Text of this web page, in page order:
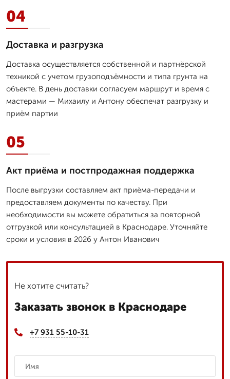
04
Доставка и разгрузка
Доставка осуществляется собственной и партнёрской
техникой с учетом грузоподъёмности и типа грунта на
объекте. В день доставки согласуем маршрут и время с
мастерами — Михаилу и Антону обеспечат разгрузку и
приём партии
05
Акт приёма и постпродажная поддержка
После выгрузки составляем акт приёма-передачи и
предоставляем документы по качеству. При
необходимости вы можете обратиться за повторной
отгрузкой или консультацией в Краснодаре. Уточняйте
сроки и условия в 2026 у Антон Иванович
Не хотите считать?
Заказать звонок в Краснодаре
+7 931 55-10-31